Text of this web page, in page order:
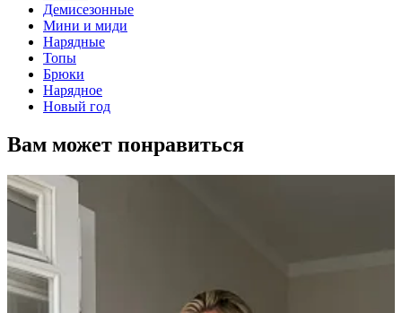
Демисезонные
Мини и миди
Нарядные
Топы
Брюки
Нарядное
Новый год
Вам может понравиться